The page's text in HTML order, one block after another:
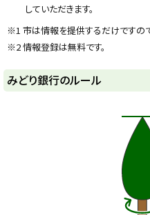
していただきます。
※1 市は情報を提供するだけですの
※2 情報登録は無料です。
ト
ッ
みどり銀行のルール